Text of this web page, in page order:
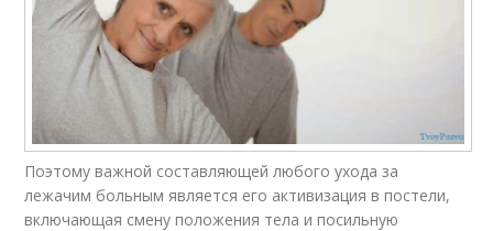
Поэтому важной составляющей любого ухода за
лежачим больным является его активизация в постели,
включающая смену положения тела и посильную